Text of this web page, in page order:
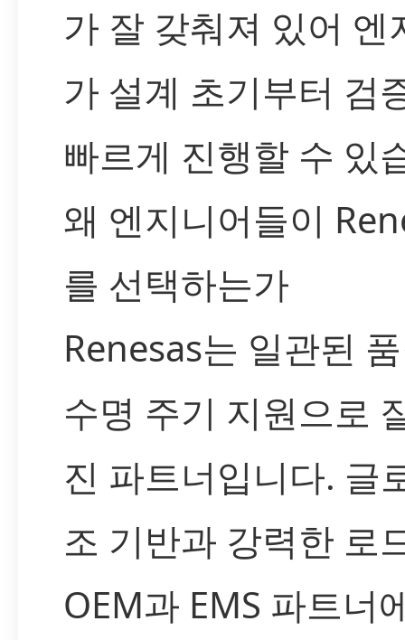
가 잘 갖춰져 있어 엔
가 설계 초기부터 검
빠르게 진행할 수 있
왜 엔지니어들이
를 선택하는가
Renesas는 일관된
수명 주기 지원으로
진 파트너입니다. 글
조 기반과 강력한 로
OEM과 EMS 파트너